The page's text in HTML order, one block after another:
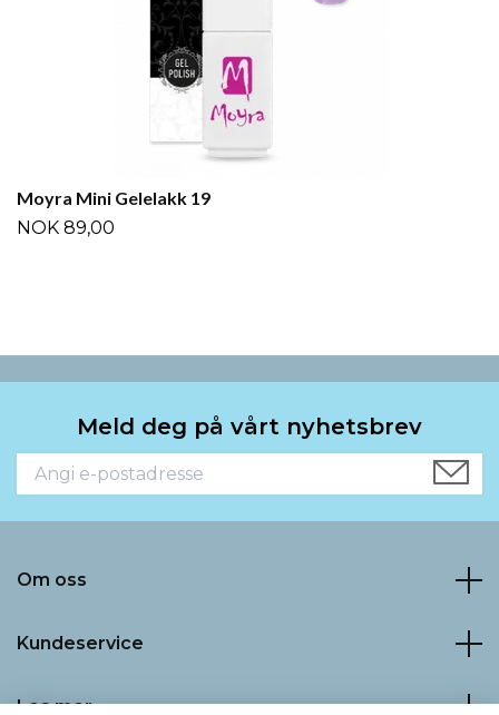
Moyra Mini Gelelakk 19
NOK 89,00
Meld deg på vårt nyhetsbrev
Om oss
Kundeservice
Les mer